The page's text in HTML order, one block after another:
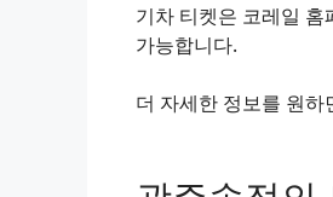
기차 티켓은 코레일
가능합니다.
더 자세한 정보를 원하